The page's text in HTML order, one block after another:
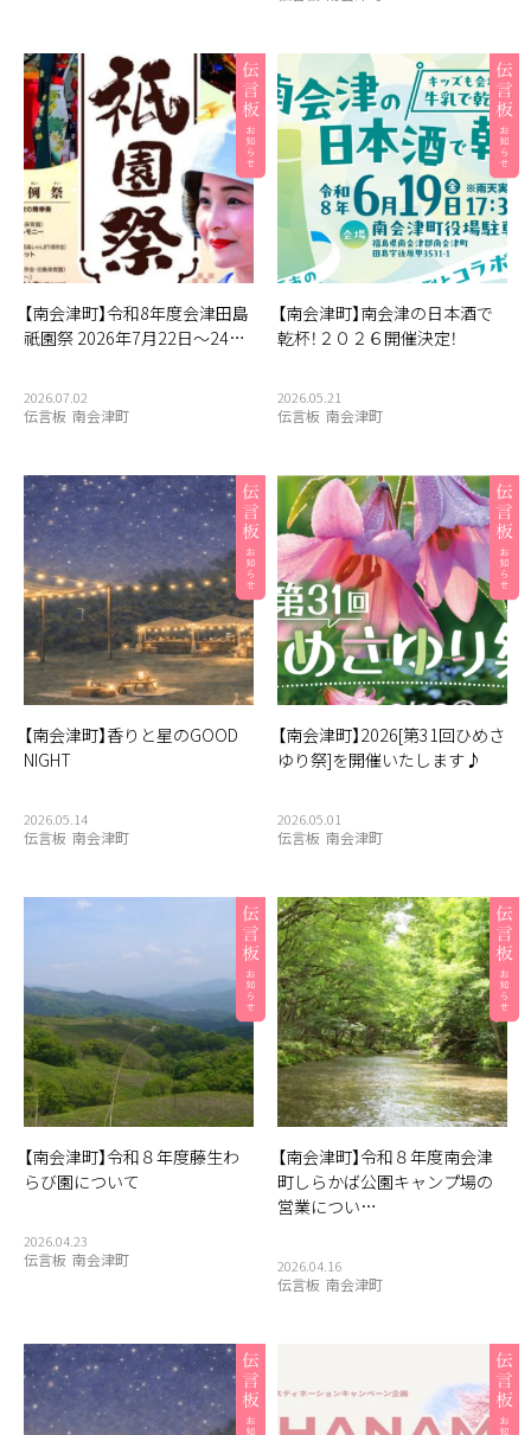
【南会津町】令和8年度会津田島
祇園祭 2026年7月22日〜24…
2026.07.02
伝言板 南会津町
【南会津町】南会津の日本酒で
乾杯！２０２６開催決定！
2026.05.21
伝言板 南会津町
【南会津町】香りと星のGOOD
NIGHT
2026.05.14
伝言板 南会津町
【南会津町】2026[第31回ひめさ
ゆり祭]を開催いたします♪
2026.05.01
伝言板 南会津町
【南会津町】令和８年度藤生わ
らび園について
2026.04.23
伝言板 南会津町
【南会津町】令和８年度南会津
町しらかば公園キャンプ場の
営業につい…
2026.04.16
伝言板 南会津町